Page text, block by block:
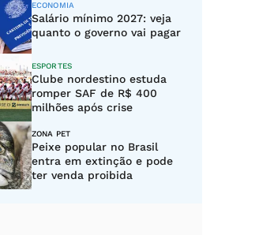
ECONOMIA
Salário mínimo 2027: veja
quanto o governo vai pagar
ESPORTES
Clube nordestino estuda
romper SAF de R$ 400
milhões após crise
ZONA PET
Peixe popular no Brasil
entra em extinção e pode
ter venda proibida